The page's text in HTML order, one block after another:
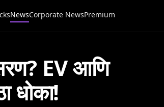
NewsCorporate NewsPremium
EV आणि
धोका!